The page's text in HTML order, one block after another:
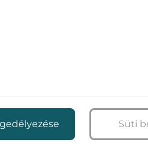
Ft méterenként).
nem kell számolgatnia a
egyedi árat kap majd a
Süti